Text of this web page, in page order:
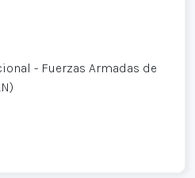
- Fuerzas Armadas de